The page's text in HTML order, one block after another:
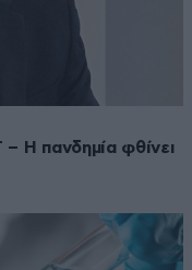
Η πανδημία φθίνει